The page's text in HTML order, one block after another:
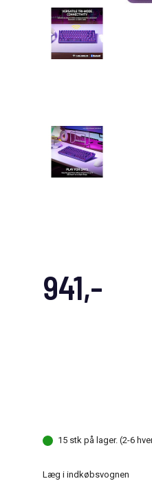
941,-
15 stk på lager. (2-6
Læg i indkøbsvognen